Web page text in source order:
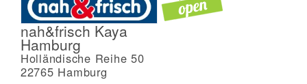
nah&frisch Kaya
Hamburg
Holländische Reihe 50
22765 Hamburg